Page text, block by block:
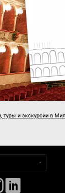
туры и экскурсии в